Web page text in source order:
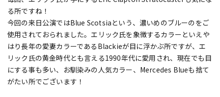
る所ですね！
今回の来日公演ではBlue Scotsiaという、濃いめのブルーのをご
使用されておられました。エリック氏を象徴するカラーといえや
はり長年の愛妻カラーであるBlackieが目に浮かぶ所ですが、エ
リック氏の黄金時代とも言える1990年代に愛用され、現在でも目
にする事も多い、お馴染みの人気カラー、Mercedes Blueも捨て
がたい所でございます！